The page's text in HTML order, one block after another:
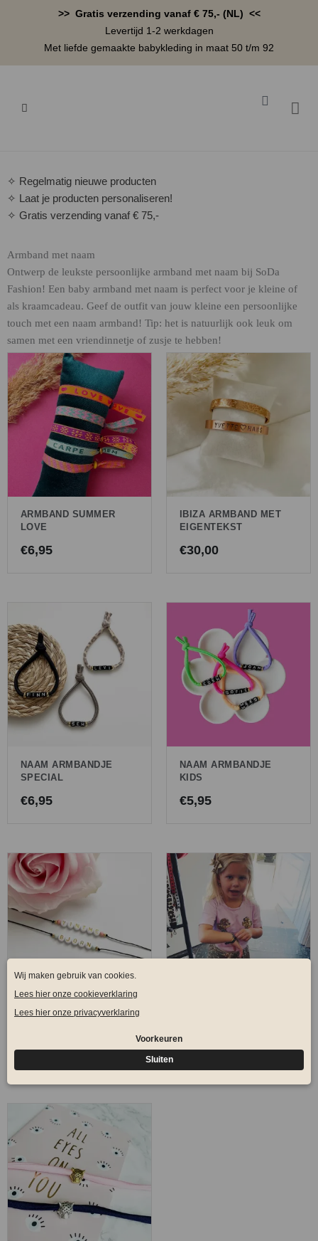
>> Gratis verzending vanaf € 75,- (NL) <<
Levertijd 1-2 werkdagen
Met liefde gemaakte babykleding in maat 50 t/m 92
✧ Regelmatig nieuwe producten
✧ Laat je producten personaliseren!
✧ Gratis verzending vanaf € 75,-
Armband met naam
Ontwerp de leukste persoonlijke armband met naam bij SoDa
Fashion! Een baby armband met naam is perfect voor je kleine of
als kraamcadeau. Geef de outfit van jouw kleine een persoonlijke
touch met een naam armband! Tip: het is natuurlijk ook leuk om
samen met een vriendinnetje of zusje te hebben!
ARMBAND SUMMER
LOVE
€6,95
IBIZA ARMBAND MET
EIGENTEKST
€30,00
NAAM ARMBANDJE
SPECIAL
€6,95
NAAM ARMBANDJE
KIDS
€5,95
NAAM ARMBAND
€11,95 €5,95